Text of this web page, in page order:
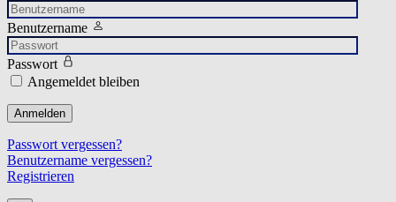
Benutzername
Passwort
Angemeldet bleiben
Anmelden
Passwort vergessen?
Benutzername vergessen?
Registrieren